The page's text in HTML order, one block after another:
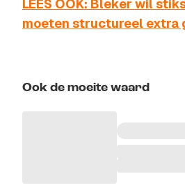
LEES OOK: Bleker wil
moeten structureel extra
Ook de moeite waard